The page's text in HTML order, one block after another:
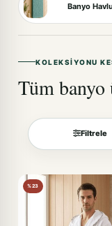
Banyo
KOLEKSIYONU
Tüm
Filtrele
Sırala
%23